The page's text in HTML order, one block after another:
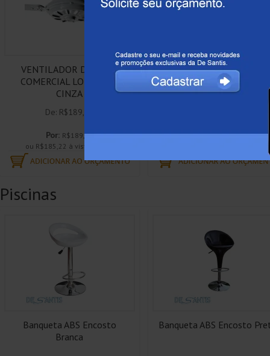
VENTILADOR DE TETO
COMERCIAL LOREN SID
CINZA
De: R$189,00
Por: R$189,00
ou R$185,22 à vista boleto
VENTILADOR DE TETO
DIPLOMATA PLATUM
BRANCO 127V
Por:R$270,50
Piscinas
Banqueta ABS Encosto
Branca
Banqueta ABS Encosto